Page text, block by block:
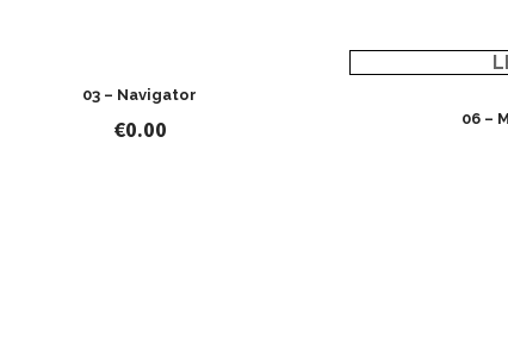
03 – Navigator
€0.00 06 –